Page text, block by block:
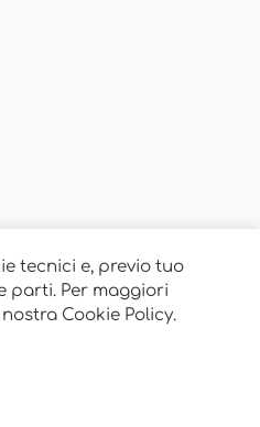
tecnici e, previo tuo
parti. Per maggiori
Cookie Policy.